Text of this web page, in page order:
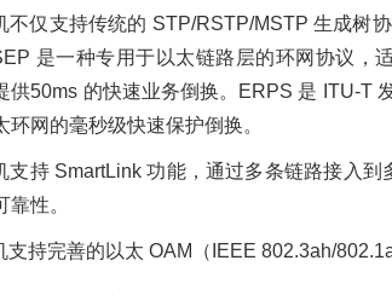
不仅支持传统的 STP/RSTP/MSTP 生成树
是一种专用于以太链路层的环网协议，
供50ms 的快速业务倒换。ERPS 是 ITU-T
环网的毫秒级快速保护倒换。
支持 SmartLink 功能，通过多条链路接入
性。
支持完善的以太 OAM（IEEE 802.3ah/
计算解决方
业 医疗行业 教
解决方案
计算解决方案
络核心的实力担
2025/06/26
华三S6520X-
代理商促销
换机金牌代理 华三金牌代理商